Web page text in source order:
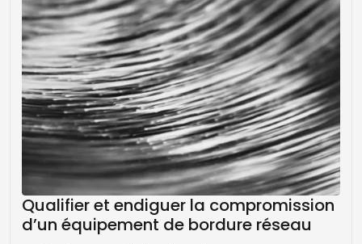
Qualifier et endiguer la compromission
d’un équipement de bordure réseau